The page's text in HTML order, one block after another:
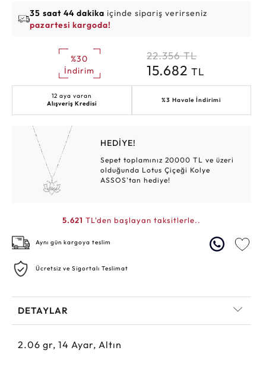
35 saat 44 dakika içinde sipariş verirseniz
pazartesi kargoda!
%30
İndirim
22.356 TL
15.682TL
12 aya varan
Alışveriş Kredisi
%3 Havale İndirimi
HEDİYE!
Sepet toplamınız 20000 TL ve üzeri
olduğunda Lotus Çiçeği Kolye
ASSOS'tan hediye!
5.621 TL'den başlayan taksitlerle..
Aynı gün kargoya teslim
Ücretsiz ve Sigortalı Teslimat
DETAYLAR
2.06 gr, 14 Ayar, Altın